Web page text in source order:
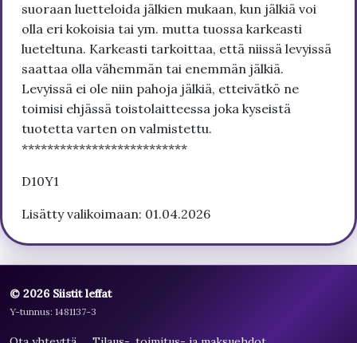
suoraan luetteloida jälkien mukaan, kun jälkiä voi
olla eri kokoisia tai ym. mutta tuossa karkeasti
lueteltuna. Karkeasti tarkoittaa, että niissä levyissä
saattaa olla vähemmän tai enemmän jälkiä.
Levyissä ei ole niin pahoja jälkiä, etteivätkö ne
toimisi ehjässä toistolaitteessa joka kyseistä
tuotetta varten on valmistettu.
**************************
D10Y1
Lisätty valikoimaan: 01.04.2026
© 2026 Siistit leffat
Y-tunnus: 1481137-3